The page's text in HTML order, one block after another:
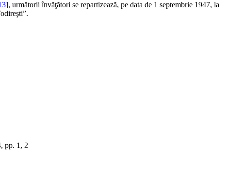
, următorii învăţători se repartizează, pe data de 1 septembrie 1947, la
pp. 1, 2